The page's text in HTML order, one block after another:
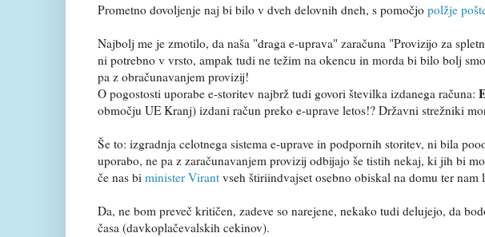
Prometno dovoljenje naj bi bilo v dveh delovnih dneh, s pomočjo polžje
Najbolj me je zmotilo, da naša "draga e-uprava" zaračuna "Provizijo za
ni potrebno v vrsto, ampak tudi ne težim na okencu in morda bi bilo bolj
pa z obračunavanjem provizij!
O pogostosti uporabe e-storitev najbrž tudi govori številka izdanega računa:
območju UE Kranj) izdani račun preko e-uprave letos!? Državni strežniki
Še to: izgradnja celotnega sistema e-uprave in podpornih storitev, ni bila
uporabo, ne pa z zaračunavanjem provizij odbijajo še tistih nekaj, ki jih bi
če nas bi minister Virant vseh štiriindvajset osebno obiskal na domu ter
Da, ne bom preveč kritičen, zadeve so narejene, nekako tudi delujejo, da
časa (davkoplačevalskih cekinov).